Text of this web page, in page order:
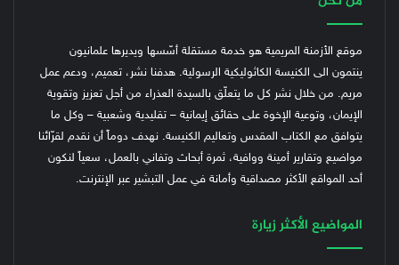
موقع الأزمنة المريمية هو خدمة مستقلة أسّسها ويديرها علمانيون
ينتمون الى الكنيسة الكاثوليكية الرسولية. هدفنا نشر، تعميم، ودعم عمل
مريم. من خلال نشر كل ما يتعلّق بالسيدة العذراء من أجل تعزيز وتقوية
الإيمان، وتوعية الإخوة على حقائق إيمانية – تقليدية وشعبية – وكل ما
يتوافق مع الكتاب المقدس وتعاليم الكنيسة. نهدف دوماً أن نقدم لقرّائنا
مواضيع وتقارير أمينة ووافية، ثمرة أبحاث وتفاني بالعمل، سعياً لنكون
أحد المواقع الأكثر مصداقية وأمانة في عمل التبشير عبر الإنترنت.
المواضيع الأكثر زيارة